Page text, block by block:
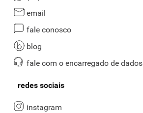
email
fale conosco
blog
fale com o encarregado de dados
redes sociais
instagram